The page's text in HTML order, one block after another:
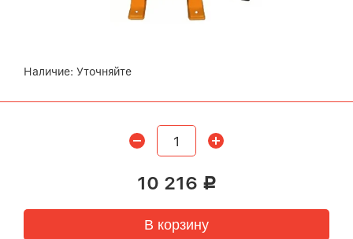
Наличие: Уточняйте
10 216 Р
В корзину